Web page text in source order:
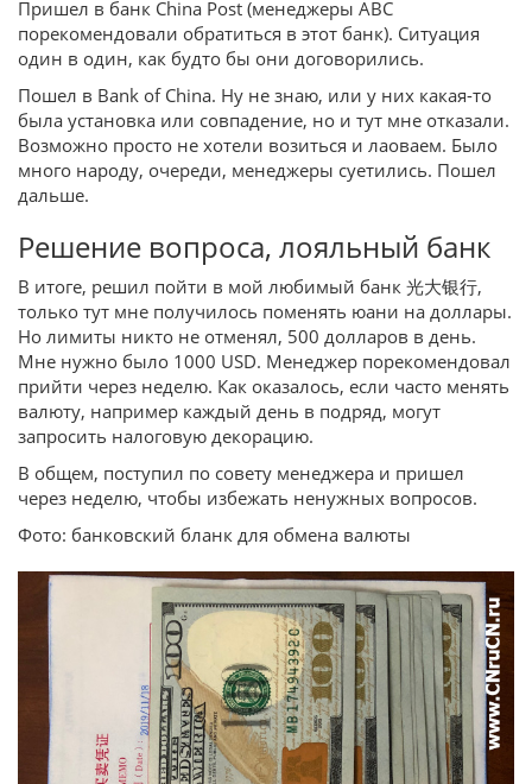
Пришел в банк China Post (менеджеры ABC
порекомендовали обратиться в этот банк). Ситуация
один в один, как будто бы они договорились.
Пошел в Bank of China. Ну не знаю, или у них какая-то
была установка или совпадение, но и тут мне отказали.
Возможно просто не хотели возиться и лаоваем. Было
много народу, очереди, менеджеры суетились. Пошел
дальше.
Решение вопроса, лояльный банк
В итоге, решил пойти в мой любимый банк 光大银行,
только тут мне получилось поменять юани на доллары.
Но лимиты никто не отменял, 500 долларов в день.
Мне нужно было 1000 USD. Менеджер порекомендовал
прийти через неделю. Как оказалось, если часто менять
валюту, например каждый день в подряд, могут
запросить налоговую декорацию.
В общем, поступил по совету менеджера и пришел
через неделю, чтобы избежать ненужных вопросов.
Фото: банковский бланк для обмена валюты